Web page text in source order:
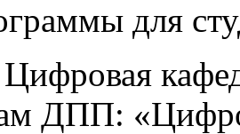
для
ДПП: